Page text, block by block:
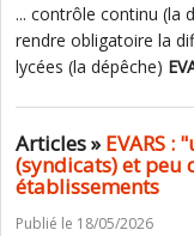
... contrôle continu (la
rendre obligatoire la
lycées (la dépêche)
Articles »EVARS
(syndicats) et peu
établissements
Publié le 18/05/2026